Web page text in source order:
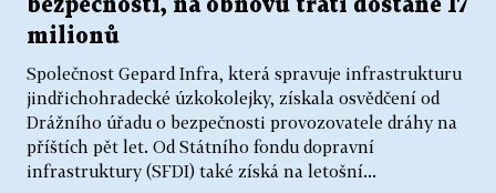
bezpečnosti, na obnovu tratí dostane 17
milionů
Společnost Gepard Infra, která spravuje infrastrukturu
jindřichohradecké úzkokolejky, získala osvědčení od
Drážního úřadu o bezpečnosti provozovatele dráhy na
příštích pět let. Od Státního fondu dopravní
infrastruktury (SFDI) také získá na letošní...